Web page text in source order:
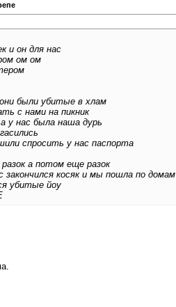
и он для нас
ом ом
были убитые в хлам
с нами на пикник
у нас была наша дурь
спросить у нас паспорта
разок а потом еще разок
закончился косяк и мы пошла по домам
убитые йоу